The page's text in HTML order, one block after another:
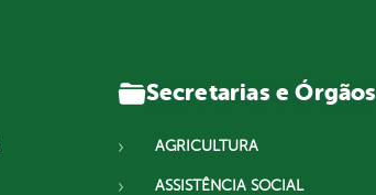
Secretarias e Órgãos
AGRICULTURA
ASSISTÊNCIA SOCIAL